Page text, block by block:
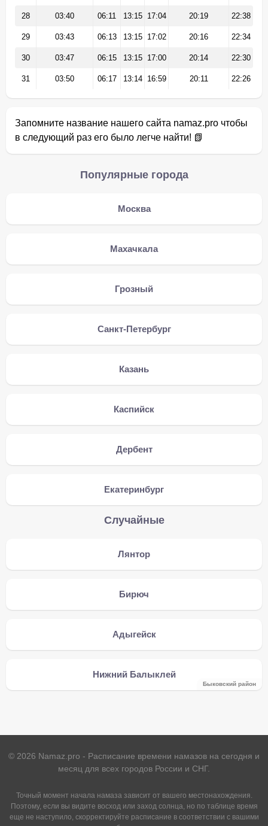
28 03:40 06:11 13:15 17:04 20:19 22:38
29 03:43 06:13 13:15 17:02 20:16 22:34
30 03:47 06:15 13:15 17:00 20:14 22:30
31 03:50 06:17 13:14 16:59 20:11 22:26
Запомните название нашего сайта namaz.pro чтобы
в следующий раз его было легче найти! 📗
Популярные города
Москва
Махачкала
Грозный
Санкт-Петербург
Казань
Каспийск
Дербент
Екатеринбург
Случайные
Лянтор
Бирюч
Адыгейск
Нижний Балыклей
Быковский район
© 2026 Namaz.pro - Расписание времени намазов на сегодня и
месяц для всех городов России и СНГ.
Точный момент начала намаза зависит от вашего местонахождения.
Поэтому, если вы видите восход или заход солнца, но по таблице время
еще не наступило, скорректируйте расписание в соответствии с вашими